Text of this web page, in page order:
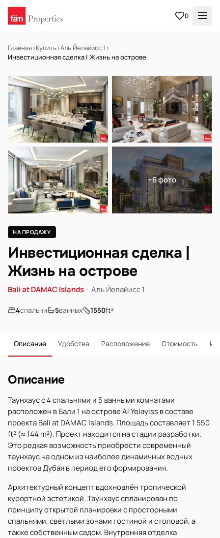
0
Главная›Купить›Аль Йелайисс 1›
Инвестиционная сделка | Жизнь на острове
НА ПРОДАЖУ Off-plan
+6 фото
НА ПРОДАЖУ
Инвестиционная сделка |
Жизнь на острове
Bali at DAMAC Islands · Аль Йелайисс 1
4спальни 5ванных 1550ft²
Описание Удобства Расположение Стоимость
Описание
Таунхаус с 4 спальнями и 5 ванными комнатами
расположен в Бали 1 на острове Al Yelayiss в составе
проекта Bali at DAMAC Islands. Площадь составляет 1 550
ft² (≈ 144 m²). Проект находится на стадии разработки.
Это редкая возможность приобрести современный
таунхаус на одном из наиболее динамичных водных
проектов Дубая в период его формирования.
Архитектурный концепт вдохновлён тропической
курортной эстетикой. Таунхаус спланирован по
принципу открытой планировки с просторными
спальнями, светлыми зонами гостиной и столовой, а
также собственным садом. Внутренняя отделка